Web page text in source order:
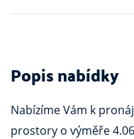
Popis nabídky
Nabízíme Vám k
prostory o výměře